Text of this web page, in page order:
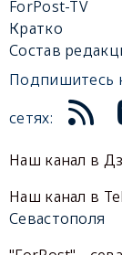
ForPost-TV
Кратко
Состав
Подпишитесь
сетях:
Наш канал в
Наш канал в
Севастополя